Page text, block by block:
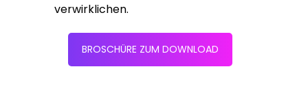
verwirklichen.
BROSCHÜRE ZUM DOWNLOAD